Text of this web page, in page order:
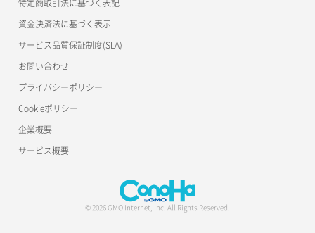
資金決済法に基づく表示
サービス品質保証制度(SLA)
お問い合わせ
プライバシーポリシー
Cookieポリシー
企業概要
サービス概要
© 2026 GMO Internet, Inc. All Rights Reserved.